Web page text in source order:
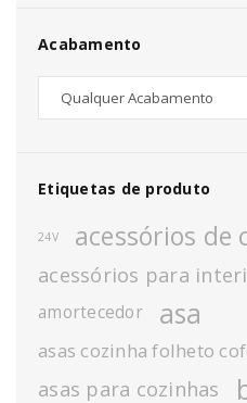
Acabamento
Etiquetas de produto
24V acessórios de
acessórios para
amortecedor asa
asas cozinha folheto
asas para cozinhas